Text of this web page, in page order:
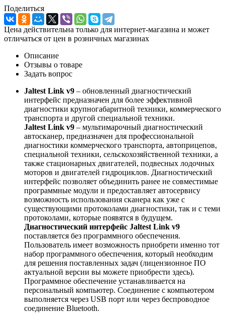
Поделиться
Цена действительна только для интернет-магазина и может
отличаться от цен в розничных магазинах
Описание
Отзывы о товаре
Задать вопрос
Jaltest Link v9 – обновленный диагностический
интерфейс предназначен для более эффективной
диагностики крупногабаритной техники, коммерческого
транспорта и другой специальной техники.
Jaltest Link v9 – мультимарочный диагностический
автосканер, предназначен для профессиональной
диагностики коммерческого транспорта, автоприцепов,
специальной техники, сельскохозяйственной техники, а
также стационарных двигателей, подвесных лодочных
моторов и двигателей гидроциклов. Диагностический
интерфейс позволяет объединить ранее не совместимые
программные модули и предоставляет автосервису
возможность использования сканера как уже с
существующими протоколами диагностики, так и с теми
протоколами, которые появятся в будущем.
Диагностический интерфейс Jaltest Link v9
поставляется без программного обеспечения.
Пользователь имеет возможность приобрети именно тот
набор программного обеспечения, который необходим
для решения поставленных задач (лицензионное ПО
актуальной версии вы можете приобрести здесь).
Программное обеспечение устанавливается на
персональный компьютер. Соединение с компьютером
выполняется через USB порт или через беспроводное
соединение Bluetooth.